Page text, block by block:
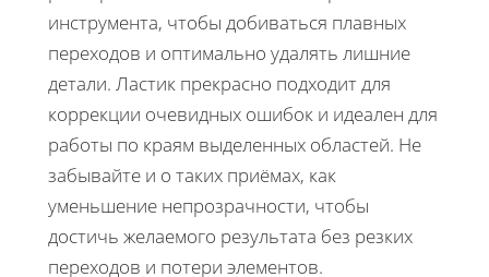
инструмента, чтобы добиваться плавных
переходов и оптимально удалять лишние
детали. Ластик прекрасно подходит для
коррекции очевидных ошибок и идеален для
работы по краям выделенных областей. Не
забывайте и о таких приёмах, как
уменьшение непрозрачности, чтобы
достичь желаемого результата без резких
переходов и потери элементов.